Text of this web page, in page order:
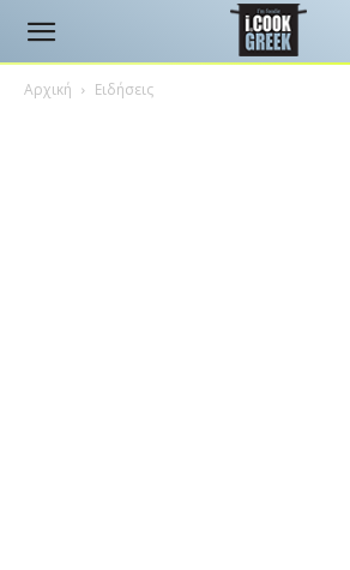
Αρχική Ειδήσεις